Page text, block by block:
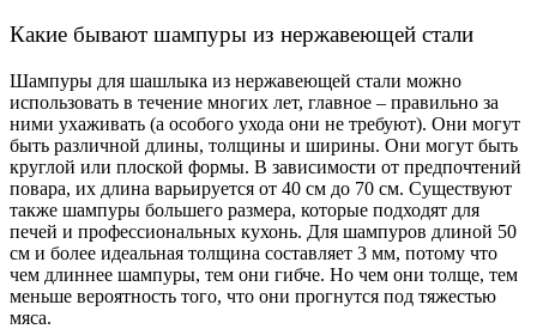
Какие бывают шампуры из нержавеющей стали
Шампуры для шашлыка из нержавеющей стали можно
использовать в течение многих лет, главное – правильно за
ними ухаживать (а особого ухода они не требуют). Они могут
быть различной длины, толщины и ширины. Они могут быть
круглой или плоской формы. В зависимости от предпочтений
повара, их длина варьируется от 40 см до 70 см. Существуют
также шампуры большего размера, которые подходят для
печей и профессиональных кухонь. Для шампуров длиной 50
см и более идеальная толщина составляет 3 мм, потому что
чем длиннее шампуры, тем они гибче. Но чем они толще, тем
меньше вероятность того, что они прогнутся под тяжестью
мяса.